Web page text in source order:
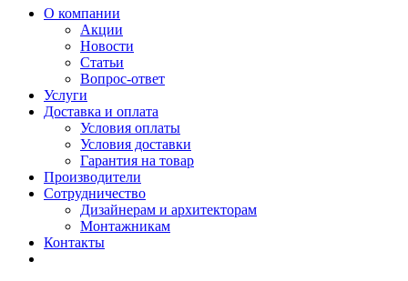
О компании
Акции
Новости
Статьи
Вопрос-ответ
Услуги
Доставка и оплата
Условия оплаты
Условия доставки
Гарантия на товар
Производители
Сотрудничество
Дизайнерам и архитекторам
Монтажникам
Контакты